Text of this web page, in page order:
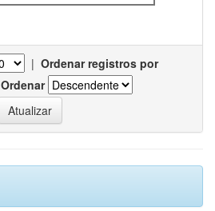
| Ordenar registros por
Ordenar